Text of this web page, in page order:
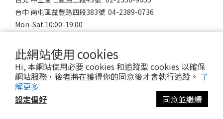
此網站使用 cookies
Hi, 本網站使用必要 cookies 和追蹤型 cookies 以確保
網站服務，後者將在獲得你的同意後才會執行追蹤。 了
解更多
設定偏好
同意並繼續
台中 南屯區益豐路四段383號 04-2389-0736
Mon-Sat 10:00-19:00
© 2023 LigneRoset Taiwan 赫奇實業有限公司